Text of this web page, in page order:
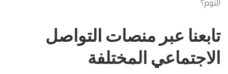
تابعنا عبر منصات التواصل
الاجتماعي المختلفة